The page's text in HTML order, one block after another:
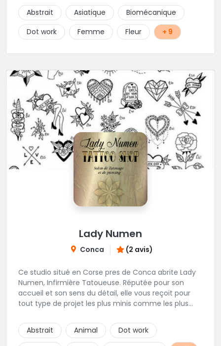
choix de bijoux et uniquement dans des matières
biocompatibles! Vous le trouverez à Saint-Gilles les
Bains...les doigts de pieds en éventail...
Abstrait Asiatique
Biomécanique
Dot work
Femme Fleur + 9
Lady Numen
Conca (2 avis)
Ce studio situé en Corse pres de Conca abrite Lady
Numen, Infirmière Tatoueuse. Réputée pour son
accueil et son sens du détail, elle vous reçoit pour
tout type de projet les plus minis comme les plus
Abstrait
Animal
Dot work